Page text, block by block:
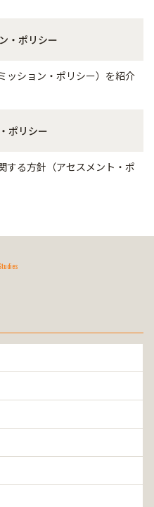
・ポリシー
ッション・ポリシー）を紹介
ポリシー
する方針（アセスメント・ポ